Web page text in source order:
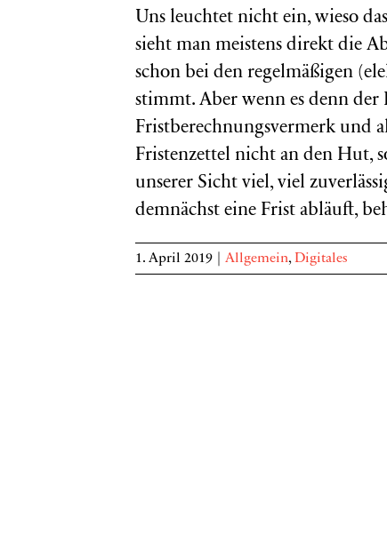
Uns leuchtet nicht ein, wieso
sieht man meistens direkt die
schon bei den regelmäßigen
stimmt. Aber wenn es denn
Fristberechnungsvermerk und
Fristenzettel nicht an den Hut,
unserer Sicht viel, viel
demnächst eine Frist abläuft,
1. April 2019 Allgemein, Digitales